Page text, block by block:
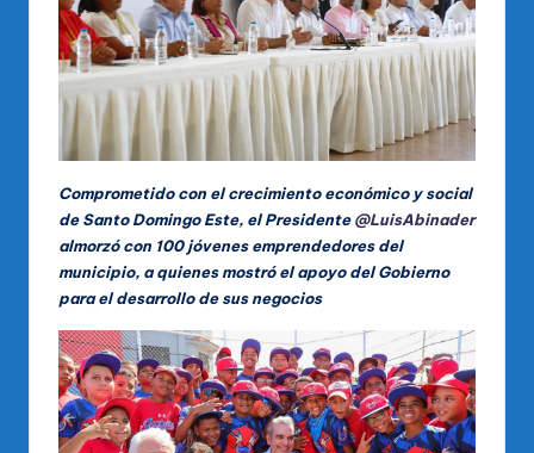
Comprometido con el crecimiento económico y social
de Santo Domingo Este, el Presidente@LuisAbinader
almorzó con 100 jóvenes emprendedores del
municipio, a quienes mostró el apoyo del Gobierno
para el desarrollo de sus negocios